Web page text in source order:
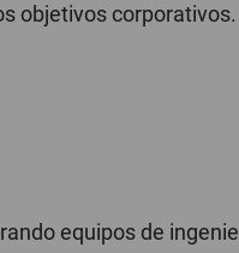
objetivos corporativos.
equipos de